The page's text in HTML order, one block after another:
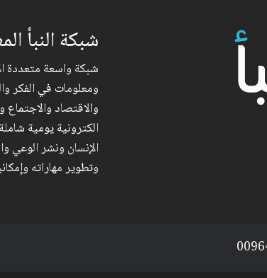
شبكة النبأ
شبكة واسعة متعددة
ومعلومات في الفكر
والاقتصاد
الكترونية يومية
الإنسان ونشر الوعي
وتطوير مهاراته